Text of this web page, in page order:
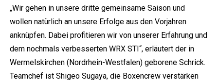
„Wir gehen in unsere dritte gemeinsame Saison und
wollen natürlich an unsere Erfolge aus den Vorjahren
anknüpfen. Dabei profitieren wir von unserer Erfahrung und
dem nochmals verbesserten WRX STI“, erläutert der in
Wermelskirchen (Nordrhein-Westfalen) geborene Schrick.
Teamchef ist Shigeo Sugaya, die Boxencrew verstärken